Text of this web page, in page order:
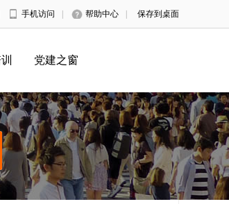
手机访问 帮助中心 保存到桌面
党建之窗